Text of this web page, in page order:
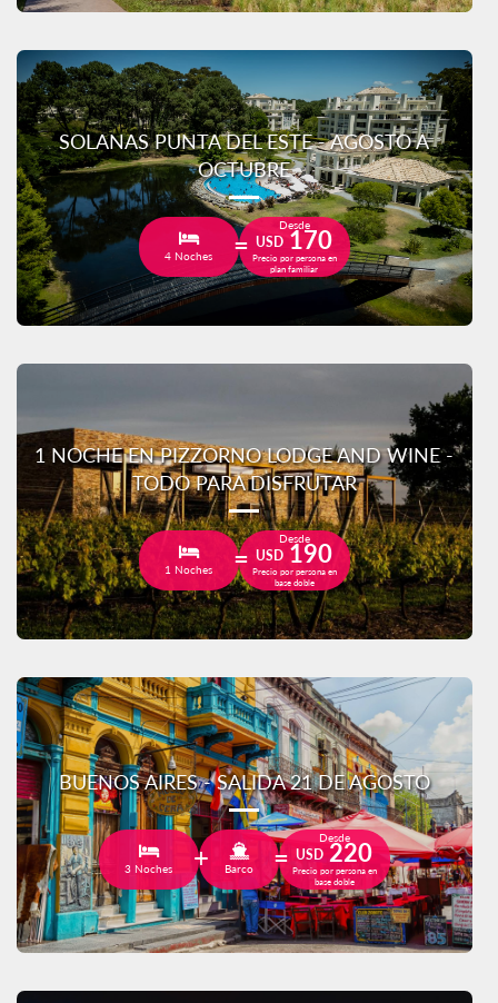
SOLANAS PUNTA DEL ESTE - AGOSTO A
OCTUBRE
4 Noches
Desde
USD 170
Precio por persona en
plan familiar
1 NOCHE EN PIZZORNO LODGE AND WINE -
TODO PARA DISFRUTAR
1 Noches
Desde
USD 190
Precio por persona en
base doble
BUENOS AIRES - SALIDA 21 DE AGOSTO
3 Noches Barco
Desde
USD 220
Precio por persona en
base doble